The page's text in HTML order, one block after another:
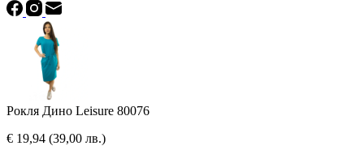
Рокля Дино Leisure 80076
€ 19,94 (39,00 лв.)